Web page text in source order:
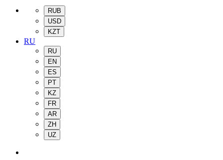
RUB
USD
KZT
RU
RU
EN
ES
PT
KZ
FR
AR
ZH
UZ